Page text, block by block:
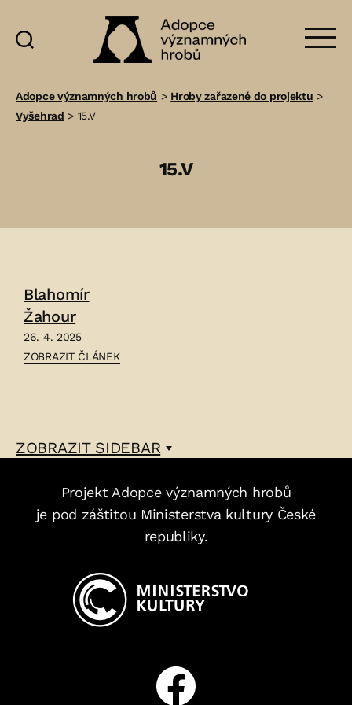
významných
Adopce významných hrobů > Hroby zařazené do projektu >
Vyšehrad > 15.V
15.V
Blahomír
Žahour
26. 4. 2025
ČLÁNEK:
ZOBRAZIT ČLÁNEK
ZOBRAZITSIDEBAR
Projekt Adopce významných hrobů
je pod záštitou Ministerstva kultury České
republiky.
Facebook